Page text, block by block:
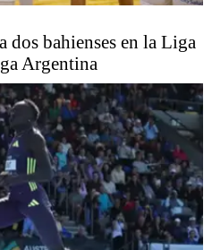
dos bahienses en la Liga
Argentina